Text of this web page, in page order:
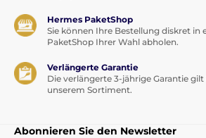
Hermes PaketShop
Sie können Ihre Bestellung diskret in
PaketShop Ihrer Wahl abholen.
Verlängerte Garantie
Die verlängerte 3-jährige Garantie
unserem Sortiment.
Abonnieren Sie den Newsletter